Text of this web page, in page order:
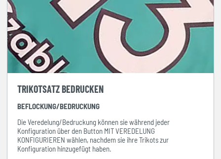
TRIKOTSATZ BEDRUCKEN
BEFLOCKUNG/BEDRUCKUNG
Die Veredelung/Bedruckung können sie während jeder
Konfiguration über den Button MIT VEREDELUNG
KONFIGURIEREN wählen, nachdem sie ihre Trikots zur
Konfiguration hinzugefügt haben.